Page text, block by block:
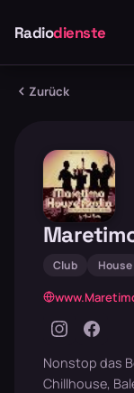
Radiodienste
Zurück
Club House
Nonstop das
Chillhouse,